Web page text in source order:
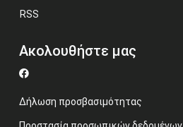
RSS
Ακολουθήστε μας
Δήλωση προσβασιμότητας